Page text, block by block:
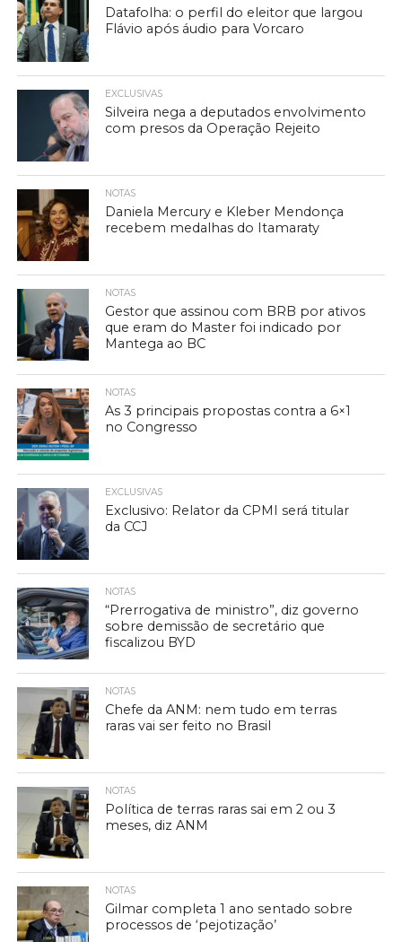
Datafolha: o perfil do eleitor que largou
Flávio após áudio para Vorcaro
EXCLUSIVAS
Silveira nega a deputados envolvimento
com presos da Operação Rejeito
NOTAS
Daniela Mercury e Kleber Mendonça
recebem medalhas do Itamaraty
NOTAS
Gestor que assinou com BRB por ativos
que eram do Master foi indicado por
Mantega ao BC
NOTAS
As 3 principais propostas contra a 6×1
no Congresso
EXCLUSIVAS
Exclusivo: Relator da CPMI será titular
da CCJ
NOTAS
“Prerrogativa de ministro”, diz governo
sobre demissão de secretário que
fiscalizou BYD
NOTAS
Chefe da ANM: nem tudo em terras
raras vai ser feito no Brasil
NOTAS
Política de terras raras sai em 2 ou 3
meses, diz ANM
NOTAS
Gilmar completa 1 ano sentado sobre
processos de ‘pejotização’